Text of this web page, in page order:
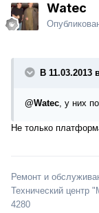
Watec
В 11.03.2013
@Watec, у них
Не только
Ремонт и
Технический центр
4280